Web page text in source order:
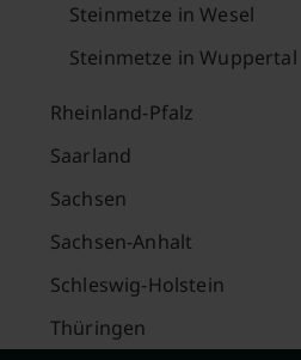
Steinmetze in Wesel
Steinmetze in Wuppertal
Rheinland-Pfalz
Saarland
Sachsen
Sachsen-Anhalt
Schleswig-Holstein
Thüringen